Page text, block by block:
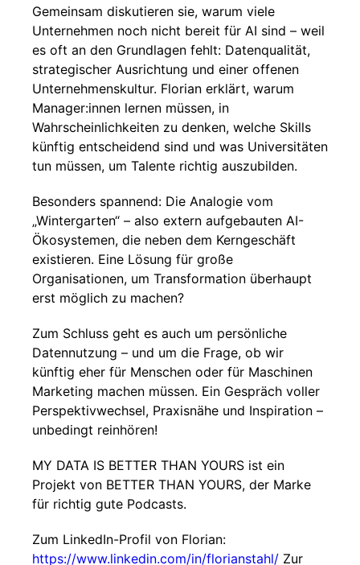
Gemeinsam diskutieren sie, warum viele
Unternehmen noch nicht bereit für AI sind – weil
es oft an den Grundlagen fehlt: Datenqualität,
strategischer Ausrichtung und einer offenen
Unternehmenskultur. Florian erklärt, warum
Manager:innen lernen müssen, in
Wahrscheinlichkeiten zu denken, welche Skills
künftig entscheidend sind und was Universitäten
tun müssen, um Talente richtig auszubilden.
Besonders spannend: Die Analogie vom
„Wintergarten“ – also extern aufgebauten AI-
Ökosystemen, die neben dem Kerngeschäft
existieren. Eine Lösung für große
Organisationen, um Transformation überhaupt
erst möglich zu machen?
Zum Schluss geht es auch um persönliche
Datennutzung – und um die Frage, ob wir
künftig eher für Menschen oder für Maschinen
Marketing machen müssen. Ein Gespräch voller
Perspektivwechsel, Praxisnähe und Inspiration –
unbedingt reinhören!
MY DATA IS BETTER THAN YOURS ist ein
Projekt von BETTER THAN YOURS, der Marke
für richtig gute Podcasts.
Zum LinkedIn-Profil von Florian:
https://www.linkedin.com/in/florianstahl/ Zur